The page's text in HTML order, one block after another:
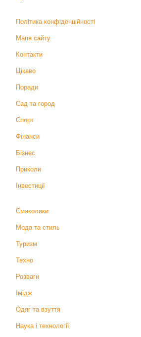
Політика конфіденційності
Мапа сайту
Контакти
Цікаво
Поради
Сад та город
Спорт
Фінанси
Бізнес
Приколи
Інвестиції
Смаколики
Мода та стиль
Туризм
Техно
Розваги
Імідж
Одяг та взуття
Наука і технології